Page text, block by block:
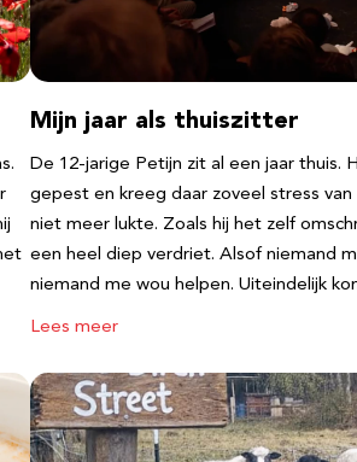
Mijn jaar als thuiszitter
De 12-jarige Petijn zit al een jaar thuis.
gepest en kreeg daar zoveel stress van
niet meer lukte. Zoals hij het zelf
een heel diep verdriet. Alsof niemand
niemand me wou helpen. Uiteindelijk
Lees meer